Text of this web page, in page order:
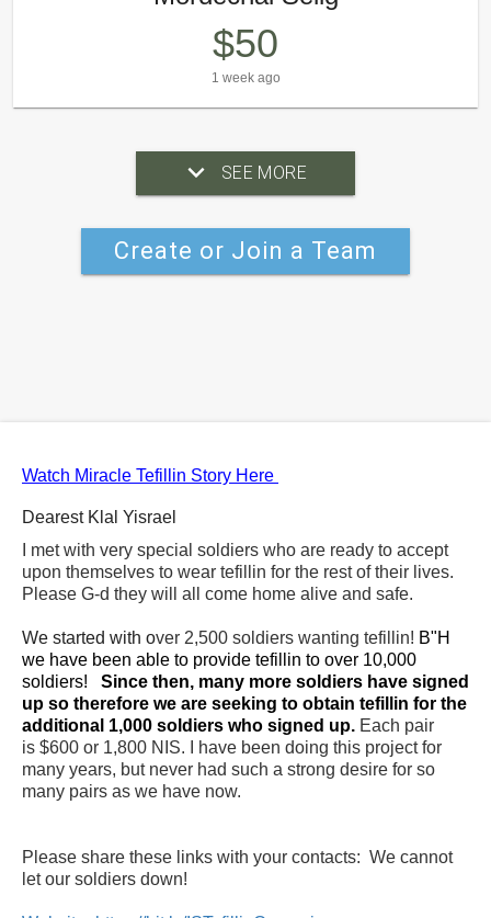
$50
1 week ago
SEE MORE
Create or Join a Team
Watch Miracle Tefillin Story Here
Dearest Klal Yisrael
I met with very special soldiers who are ready to accept
upon themselves to wear tefillin for the rest of their lives.
Please G-d they will all come home alive and safe.
We started with over 2,500 soldiers wanting tefillin! B"H
we have been able to provide tefillin to over 10,000
soldiers! Since then, many more soldiers have signed
up so therefore we are seeking to obtain tefillin for the
additional 1,000 soldiers who signed up. Each pair
is $600 or 1,800 NIS. I have been doing this project for
many years, but never had such a strong desire for so
many pairs as we have now.
Please share these links with your contacts: We cannot
let our soldiers down!